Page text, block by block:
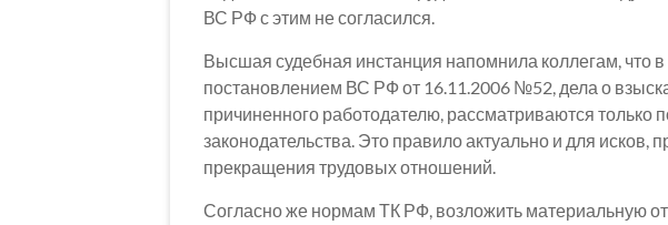
ВС РФ с этим не согласился.
Высшая судебная инстанция напомнила коллегам, что в
постановлением ВС РФ от 16.11.2006 №52, дела о
причиненного работодателю, рассматриваются только
законодательства. Это правило актуально и для исков,
прекращения трудовых отношений.
Согласно же нормам ТК РФ, возложить материальную